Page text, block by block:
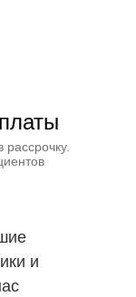
рассрочку.
и